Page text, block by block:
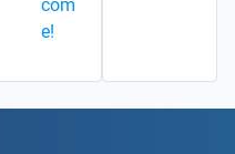
com
e!